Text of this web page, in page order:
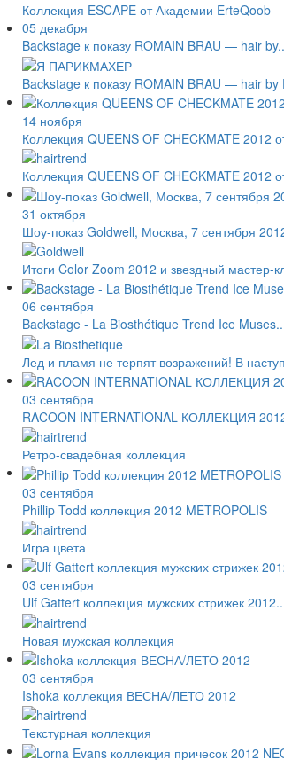
Коллекция ESCAPE от Академии ErteQoob
05 декабря
Backstage к показу ROMAIN BRAU — hair
Backstage к показу ROMAIN BRAU — hair
14 ноября
Коллекция QUEENS OF CHECKMATE 2012
Коллекция QUEENS OF CHECKMATE 2012
31 октября
Шоу-показ Goldwell, Москва, 7 сентября
Итоги Color Zoom 2012 и звездный мастер-
06 сентября
Backstage - La Biosthétique Trend Ice
Лед и пламя не терпят возражений! В
03 сентября
RACOON INTERNATIONAL КОЛЛЕКЦИЯ
Ретро-свадебная коллекция
03 сентября
Phillip Todd коллекция 2012 METROPOLIS
Игра цвета
03 сентября
Ulf Gattert коллекция мужских стрижек
Новая мужская коллекция
03 сентября
Ishoka коллекция ВЕСНА/ЛЕТО 2012
Текстурная коллекция